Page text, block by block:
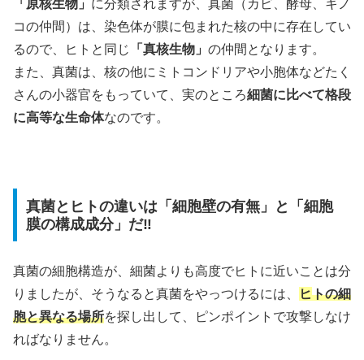
「原核生物」 に分類されますが、真菌（カビ、酵母、キノ
コの仲間）は、染色体が膜に包まれた核の中に存在してい
るので、ヒトと同じ
「真核生物」 の仲間となります。
また、真菌は、核の他にミトコンドリアや小胞体などたく
さんの小器官をもっていて、実のところ細菌に比べて格段
に高等な生命体なのです。
真菌とヒトの違いは「細胞壁の有無」と「細胞
膜の構成成分」だ‼
真菌の細胞構造が、細菌よりも高度でヒトに近いことは分
りましたが、そうなると真菌をやっつけるには、
ヒトの細
胞と異なる場所を探し出して、ピンポイントで攻撃しなけ
ればなりません。